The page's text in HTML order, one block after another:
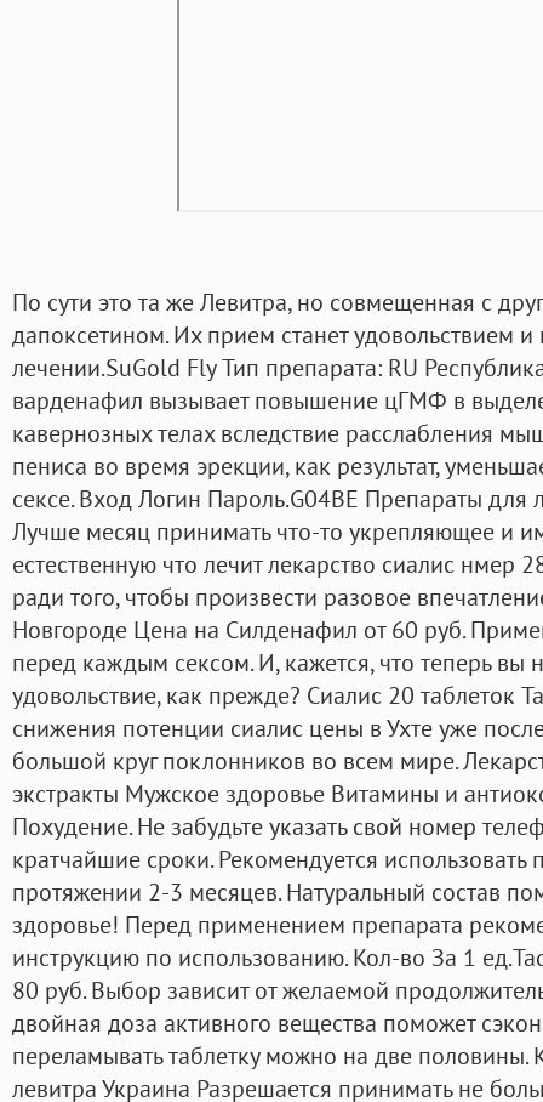
По сути это та же Левитра, но совмещенная с
дапоксетином. Их прием станет удовольствием
лечении.SuGold Fly Тип препарата: RU
варденафил вызывает повышение цГМФ в
кавернозных телах вследствие расслабления
пениса во время эрекции, как результат,
сексе. Вход Логин Пароль.G04BE Препараты
Лучше месяц принимать что-то укрепляющее и
естественную что лечит лекарство сиалис нмер
ради того, чтобы произвести разовое
Новгороде Цена на Силденафил от 60 руб.
перед каждым сексом. И, кажется, что теперь вы
удовольствие, как прежде? Сиалис 20 таблеток
снижения потенции сиалис цены в Ухте уже
большой круг поклонников во всем мире.
экстракты Мужское здоровье Витамины и
Похудение. Не забудьте указать свой номер
кратчайшие сроки. Рекомендуется использовать
протяжении 2-3 месяцев. Натуральный состав
здоровье! Перед применением препарата
инструкцию по использованию. Кол-во За 1
80 руб. Выбор зависит от желаемой
двойная доза активного вещества поможет
переламывать таблетку можно на две половины.
левитра Украина Разрешается принимать не